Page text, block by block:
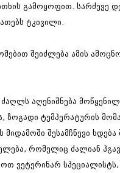
(162)
(244)
(211)
(194)
(256)
2018 (208)
(215)
გამოყოფით. სარძევე
ტკივილი.
შეიძლება ამის
აღენიშნება
ზოგადი ტემპერატურის
შესამჩნევი ხდება
რომელიც ძალიან
ვეტერინარ